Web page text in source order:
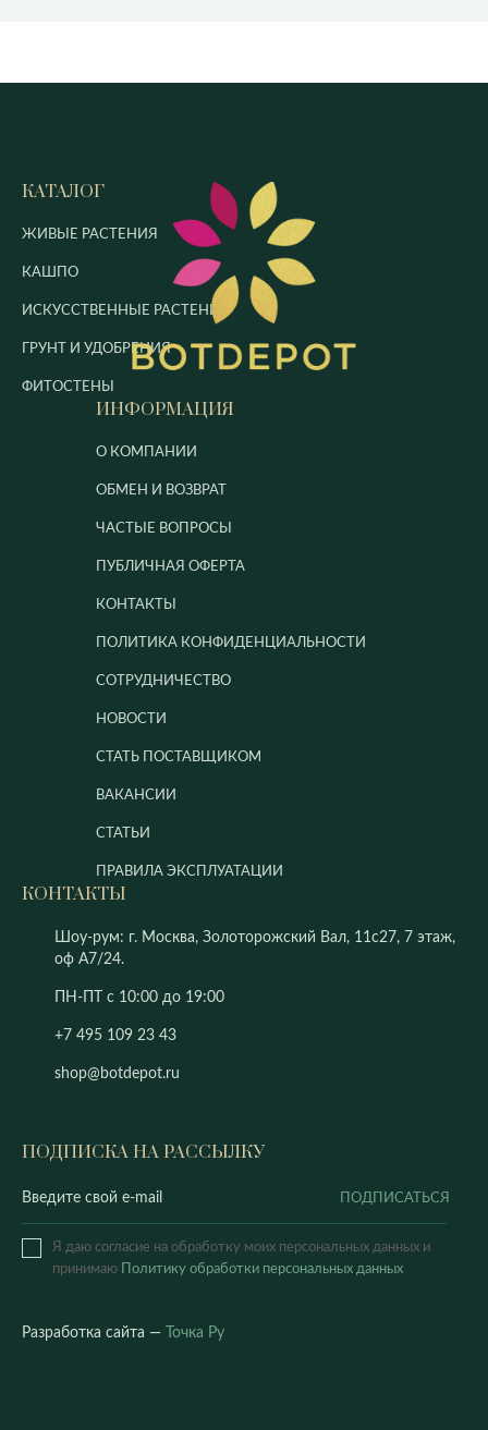
КАТАЛОГ
ЖИВЫЕ РАСТЕНИЯ
КАШПО
ИСКУССТВЕННЫЕ РАСТЕНИЯ
ГРУНТ И УДОБРЕНИЯ
ФИТОСТЕНЫ
ИНФОРМАЦИЯ
О КОМПАНИИ
ОБМЕН И ВОЗВРАТ
ЧАСТЫЕ ВОПРОСЫ
ПУБЛИЧНАЯ ОФЕРТА
КОНТАКТЫ
ПОЛИТИКА КОНФИДЕНЦИАЛЬНОСТИ
СОТРУДНИЧЕСТВО
НОВОСТИ
СТАТЬ ПОСТАВЩИКОМ
ВАКАНСИИ
СТАТЬИ
ПРАВИЛА ЭКСПЛУАТАЦИИ
КОНТАКТЫ
Шоу-рум: г. Москва, Золоторожский Вал, 11с27, 7 этаж,
оф А7/24.
ПН-ПТ с 10:00 до 19:00
+7 495 109 23 43
shop@botdepot.ru
ПОДПИСКА НА РАССЫЛКУ
ПОДПИСАТЬСЯ
Я даю согласие на обработку моих персональных данных и
принимаю
Политику обработки персональных данных
Разработка сайта — Точка Ру